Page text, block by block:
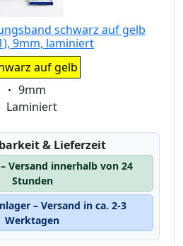
schwarz auf gelb
9mm, laminiert
auf gelb
Eigenschaft:
9mm
Laminiert
& Lieferzeit
Versand innerhalb von 24
Stunden
– Versand in ca. 2-3
Werktagen